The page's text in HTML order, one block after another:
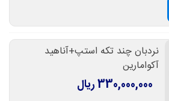
نردبان چند تکه استپ+آناهید
آکوامارین
330,000,000 ریال